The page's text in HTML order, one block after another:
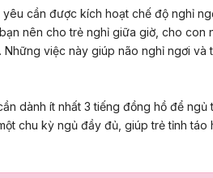
cần được kích hoạt chế độ nghỉ
nên cho trẻ nghỉ giữa giờ, cho con
việc này giúp não nghỉ ngơi và
dành ít nhất 3 tiếng đồng hồ để ngủ
chu kỳ ngủ đầy đủ, giúp trẻ tỉnh táo